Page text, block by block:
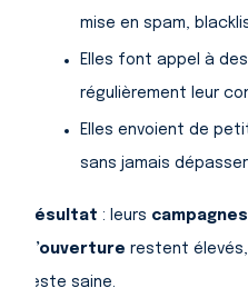
mise en spam,
Elles font appel à
régulièrement leur
Elles envoient de
sans jamais
Résultat : leurs campagnes
d’ouverture restent
reste saine.